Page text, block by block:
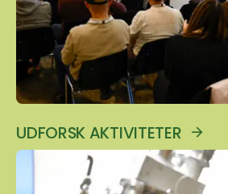
UDFORSK AKTIVITETER